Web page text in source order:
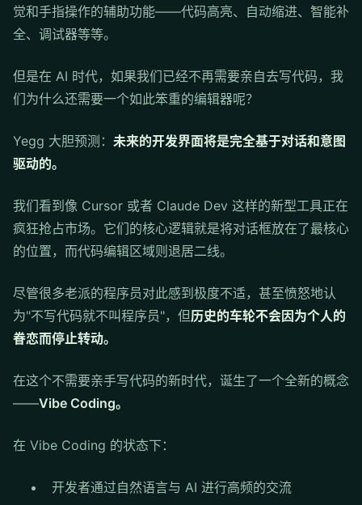
觉和手指操作的辅助功能——代码高亮、自动缩进、智能补
全、调试器等等。
但是在 AI 时代，如果我们已经不再需要亲自去写代码，我
们为什么还需要一个如此笨重的编辑器呢？
Yegg 大胆预测： 未来的开发界面将是完全基于对话和意图
驱动的。
我们看到像 Cursor 或者 Claude Dev 这样的新型工具正在
疯狂抢占市场。它们的核心逻辑就是将对话框放在了最核心
的位置，而代码编辑区域则退居二线。
尽管很多老派的程序员对此感到极度不适，甚至愤怒地认
为"不写代码就不叫程序员"，但历史的车轮不会因为个人的
眷恋而停止转动。
在这个不需要亲手写代码的新时代，诞生了一个全新的概念
——Vibe Coding。
在 Vibe Coding 的状态下：
开发者通过自然语言与 AI 进行高频的交流